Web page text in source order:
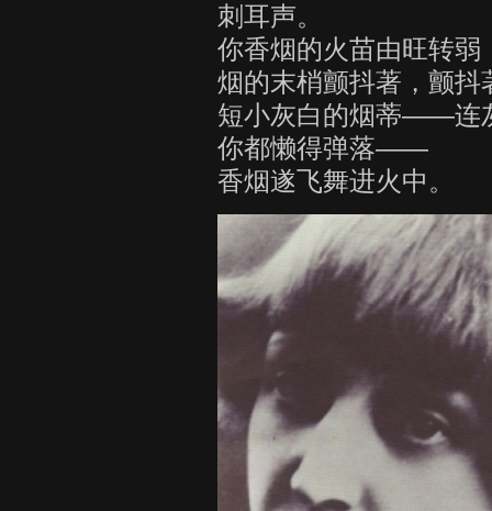
刺耳声。
你香烟的火苗由旺转弱
烟的末梢颤抖著，颤抖
短小灰白的烟蒂——连
你都懒得弹落——
香烟遂飞舞进火中。